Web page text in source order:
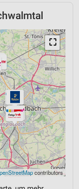
⛶
contributors